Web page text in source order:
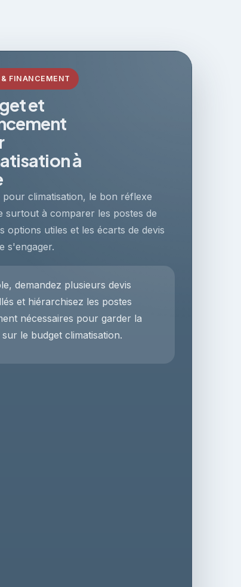
FINANCEMENT
et
à
pour climatisation, le bon réflexe
surtout à comparer les postes de
options utiles et les écarts de devis
s'engager.
demandez plusieurs devis
et hiérarchisez les postes
nécessaires pour garder la
sur le budget climatisation.